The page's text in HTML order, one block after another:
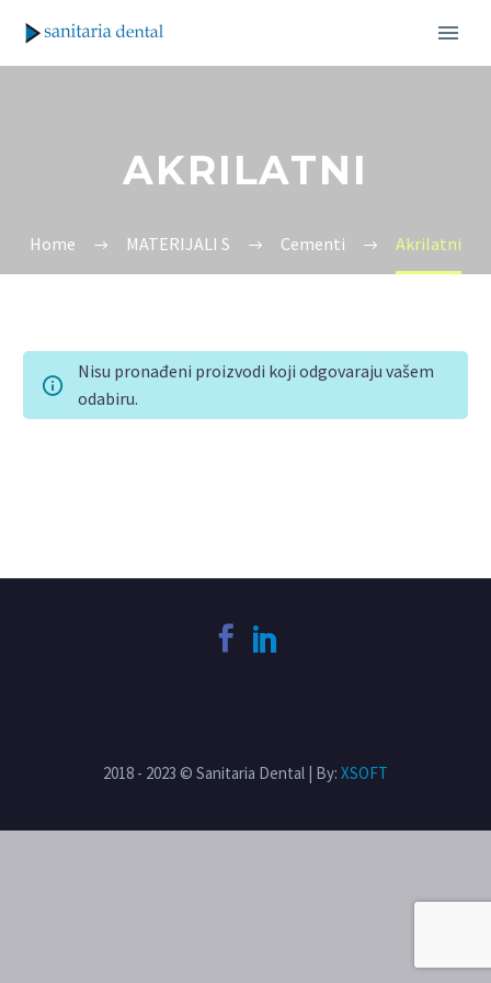
AKRILATNI
Home MATERIJALI S Cementi Akrilatni
Nisu pronađeni proizvodi koji odgovaraju vašem
odabiru.
2018 - 2023 © Sanitaria Dental | By: XSOFT